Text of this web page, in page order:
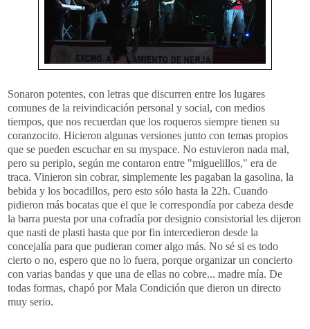
Sonaron potentes, con letras que discurren entre los lugares
comunes de la reivindicación personal y social, con medios
tiempos, que nos recuerdan que los roqueros siempre tienen su
coranzocito. Hicieron algunas versiones junto con temas propios
que se pueden escuchar en su myspace. No estuvieron nada mal,
pero su periplo, según me contaron entre "miguelillos," era de
traca. Vinieron sin cobrar, simplemente les pagaban la gasolina, la
bebida y los bocadillos, pero esto sólo hasta la 22h. Cuando
pidieron más bocatas que el que le correspondía por cabeza desde
la barra puesta por una cofradía por designio consistorial les dijeron
que nasti de plasti hasta que por fin intercedieron desde la
concejalía para que pudieran comer algo más. No sé si es todo
cierto o no, espero que no lo fuera, porque organizar un concierto
con varias bandas y que una de ellas no cobre... madre mía. De
todas formas, chapó por Mala Condición que dieron un directo
muy serio.